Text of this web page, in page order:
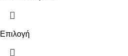
Επιλογή